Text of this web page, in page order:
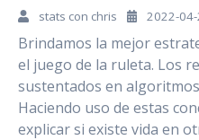
stats con chris 2022-
Brindamos la mejor
el juego de la ruleta. Los
sustentados en
Haciendo uso de estas
explicar si existe vida en